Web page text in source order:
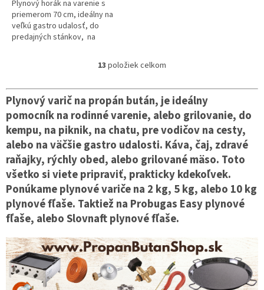
Plynový horák na varenie s
priemerom 70 cm, ideálny na
veľkú gastro udalosť, do
predajných stánkov, na
stánkov a pod. V našej ponuke
nájdete aj adekvátnu panvicu s
určená na tento plynový horák.
O
l
á
d
a
c
i
e
p
r
v
k
y
v
ý
p
i
s
u
13 položiek celkom
Plynový varič na propán bután, je ideálny
pomocník na rodinné varenie, alebo grilovanie, do
kempu, na piknik, na chatu, pre vodičov na cesty,
alebo na väčšie gastro udalosti. Káva, čaj, zdravé
raňajky, rýchly obed, alebo grilované mäso. Toto
všetko si viete pripraviť, prakticky kdekoľvek.
Ponúkame plynové variče na 2 kg, 5 kg, alebo 10 kg
plynové fľaše. Taktiež na Probugas Easy plynové
fľaše, alebo Slovnaft plynové fľaše.